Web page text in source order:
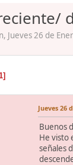
Jueves 26 de
Jueves 26
Buenos
He visto
señales